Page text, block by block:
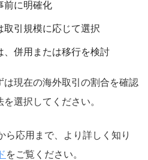
前に明確化
取引規模に応じて選択
、併用または移行を検討
は現在の海外取引の割合を確認
選択してください。
ら応用まで、より詳しく知り
をご覧ください。